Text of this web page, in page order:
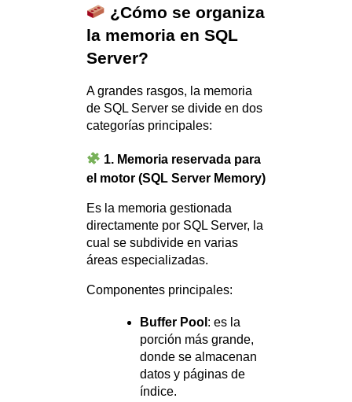
¿Cómo se organiza
la memoria en SQL
Server?
A grandes rasgos, la memoria
de SQL Server se divide en dos
categorías principales:
1. Memoria reservada para
el motor (SQL Server Memory)
Es la memoria gestionada
directamente por SQL Server, la
cual se subdivide en varias
áreas especializadas.
Componentes principales:
Buffer Pool : es la
porción más grande,
donde se almacenan
datos y páginas de
índice.